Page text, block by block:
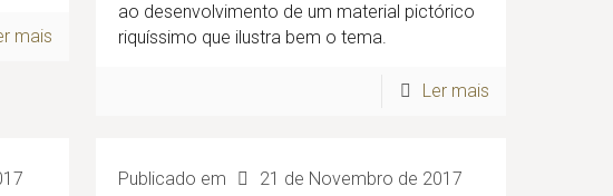
mais
ao desenvolvimento de um material pictórico
riquíssimo que ilustra bem o tema.
Ler mais
Publicado em 21 de Novembro de 2017